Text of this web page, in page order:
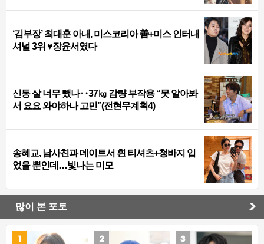
‘김부장’ 최대훈 아내, 미스코리아 善+미스 인터내
셔널 3위 ♥장윤서였다
신동 살 너무 뺐나‥37㎏ 감량 부작용 “못 알아봐
서 요요 와야하나 고민”(전현무계획4)
송혜교, 남사친과 데이트서 흰 티셔츠+청바지 입
었을 뿐인데…빛나는 미모
많이 본 포토